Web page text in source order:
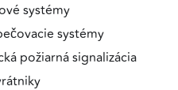
systémy
systémy
požiarná signalizácia